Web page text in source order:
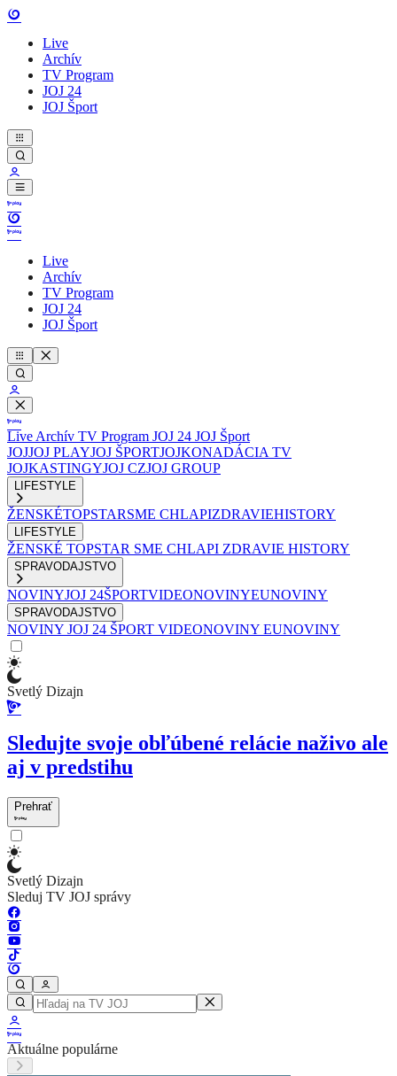
Live
Archív
TV Program
JOJ 24
JOJ Šport
Live
Archív
TV Program
JOJ 24
JOJ Šport
Live Archív TV Program JOJ 24 JOJ Šport
JOJJOJ PLAYJOJ ŠPORTJOJKONADÁCIA TV
JOJKASTINGYJOJ CZJOJ GROUP
LIFESTYLE
ŽENSKÉTOPSTARSME CHLAPIZDRAVIEHISTORY
LIFESTYLE
ŽENSKÉ TOPSTAR SME CHLAPI ZDRAVIE HISTORY
SPRAVODAJSTVO
NOVINYJOJ 24ŠPORTVIDEONOVINYEUNOVINY
SPRAVODAJSTVO
NOVINY JOJ 24 ŠPORT VIDEONOVINY EUNOVINY
Svetlý Dizajn
Sledujte svoje obľúbené relácie naživo ale
aj v predstihu
Prehrať
Svetlý Dizajn
Sleduj TV JOJ správy
Aktuálne populárne